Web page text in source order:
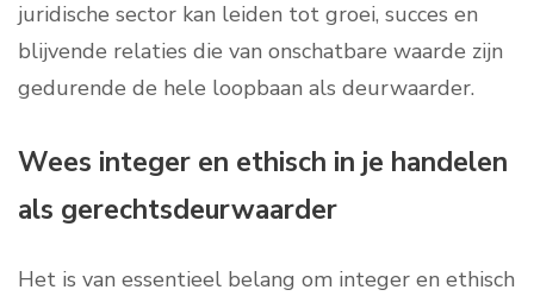
juridische sector kan leiden tot groei, succes en
blijvende relaties die van onschatbare waarde zijn
gedurende de hele loopbaan als deurwaarder.
Wees integer en ethisch in je handelen
als gerechtsdeurwaarder
Het is van essentieel belang om integer en ethisch